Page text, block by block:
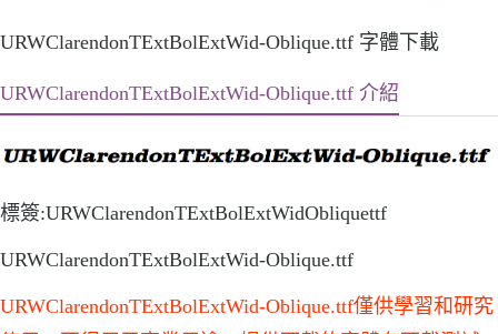
URWClarendonTExtBolExtWid-Oblique.ttf 字體下載
URWClarendonTExtBolExtWid-Oblique.ttf 介紹
標簽:URWClarendonTExtBolExtWidObliquettf
URWClarendonTExtBolExtWid-Oblique.ttf
URWClarendonTExtBolExtWid-Oblique.ttf僅供學習和研究